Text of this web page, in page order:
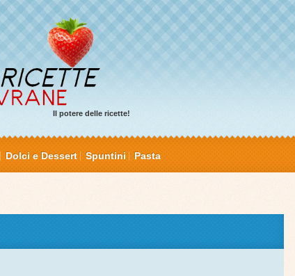
Il potere delle ricette!
Dolci e Dessert Spuntini Pasta